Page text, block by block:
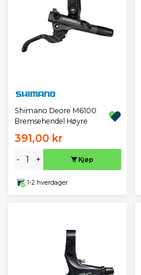
Shimano Deore M6100
Bremsehendel Høyre
391,00 kr
- + Kjøp
1-2 hverdager